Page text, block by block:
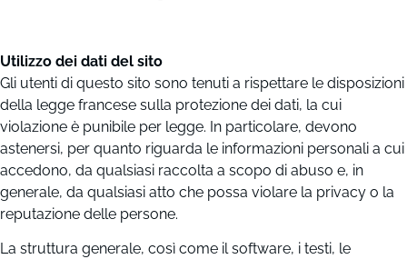
Utilizzo dei dati del sito
Gli utenti di questo sito sono tenuti a rispettare le disposizioni
della legge francese sulla protezione dei dati, la cui
violazione è punibile per legge. In particolare, devono
astenersi, per quanto riguarda le informazioni personali a cui
accedono, da qualsiasi raccolta a scopo di abuso e, in
generale, da qualsiasi atto che possa violare la privacy o la
reputazione delle persone.
La struttura generale, così come il software, i testi, le